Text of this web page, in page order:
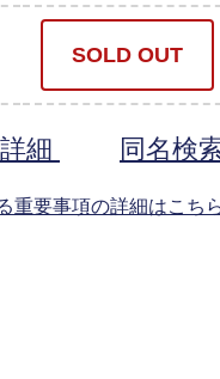
SOLD OUT
細 同名検
重要事項の詳細はこち